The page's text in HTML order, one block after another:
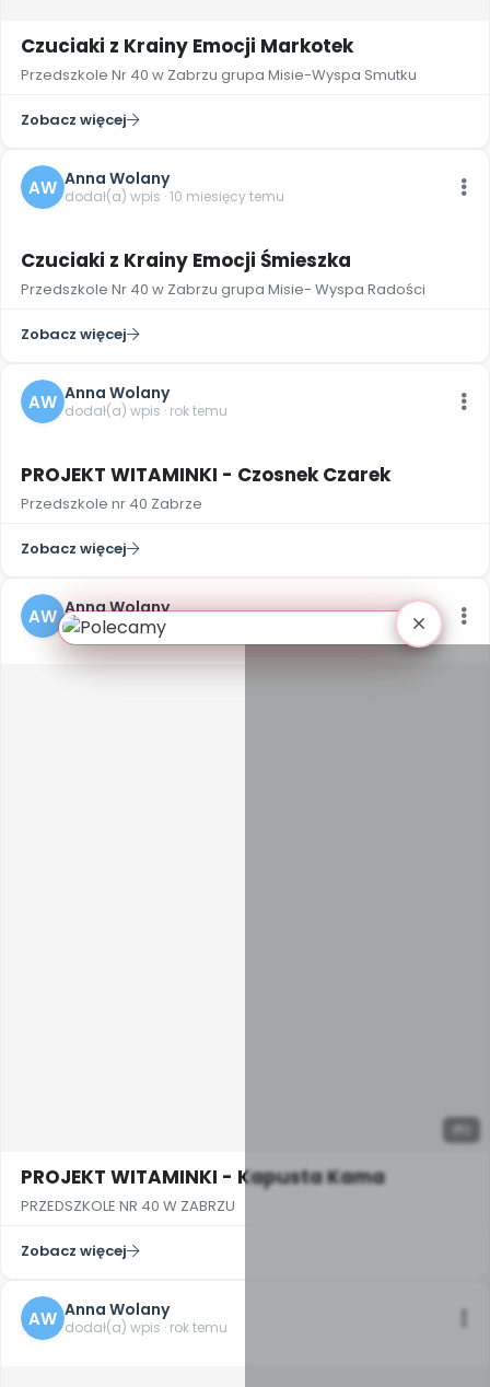
Czuciaki z Krainy Emocji Markotek
Przedszkole Nr 40 w Zabrzu grupa Misie-Wyspa Smutku
Zobacz więcej
AW Anna Wolany
dodał(a) wpis · 10 miesięcy temu
Czuciaki z Krainy Emocji Śmieszka
Przedszkole Nr 40 w Zabrzu grupa Misie- Wyspa Radości
Zobacz więcej
AW Anna Wolany
dodał(a) wpis · rok temu
PROJEKT WITAMINKI - Czosnek Czarek
Przedszkole nr 40 Zabrze
Zobacz więcej
AW Anna Wolany
dodał(a) wpis · rok temu
PROJEKT WITAMINKI - Kapusta Kama
PRZEDSZKOLE NR 40 W ZABRZU
Zobacz więcej
AW Anna Wolany
dodał(a) wpis · rok temu